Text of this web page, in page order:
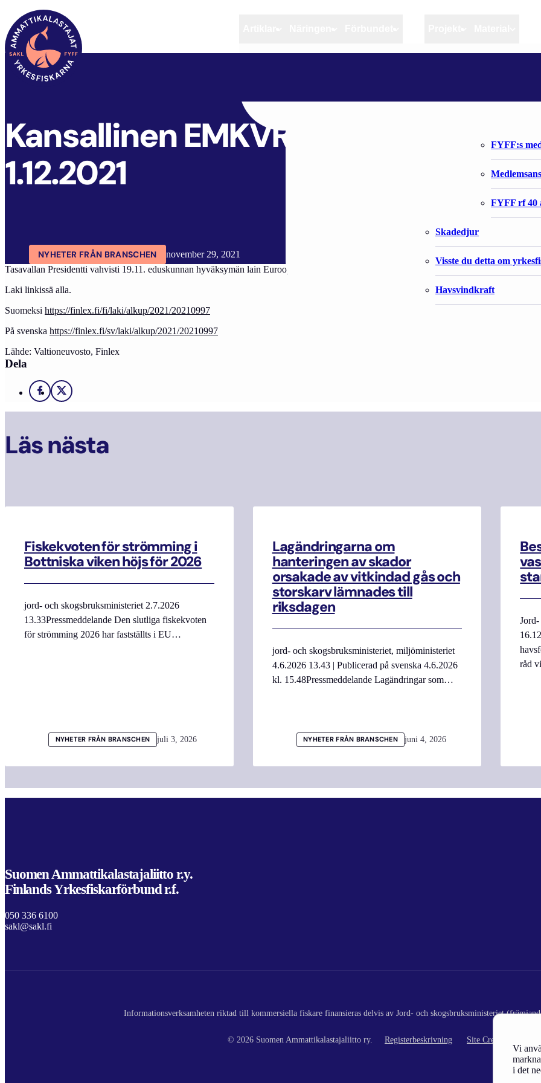
Vi
i det
Artiklar Näringen
Riktlinjer för god praxis
Stöd till fiskerinäringen
Anvisningar
Fiskar och
Skadedjur
Visste du detta om
Havsvindkraft
Förbundet
FYFF:s
FYFF rf 40
FYFF ARTIKLAR
Kansallinen EMKVR-laki voimaan
1.12.2021
NYHETER FRÅN BRANSCHEN
november 29, 2021
Tasavallan Presidentti vahvisti 19.11. eduskunnan hyväksymän lain Euroopan meri-, kalatalous- ja vesiviljelyrahastosta. Laki tulee voimaan
Laki linkissä alla.
Suomeksi https://finlex.fi/fi/laki/alkup/2021/20210997
På svenska https://finlex.fi/sv/laki/alkup/2021/20210997
Lähde: Valtioneuvosto, Finlex
Dela
Facebook
X
Läs nästa
Fiskekvoten för strömming i
Bottniska viken höjs för 2026
jord- och skogsbruksministeriet 2.7.2026
13.33Pressmeddelande Den slutliga fiskekvoten
för strömming 2026 har fastställts i EU…
NYHETER FRÅN BRANSCHEN juli 3, 2026
Lagändringarna om
hanteringen av skador
orsakade av vitkindad gås och
storskarv lämnades till
riksdagen
jord- och skogsbruksministeriet, miljöministeriet
4.6.2026 13.43 | Publicerad på svenska 4.6.2026
kl. 15.48Pressmeddelande Lagändringar som…
NYHETER FRÅN BRANSCHEN juni 4, 2026
råd
Suomen Ammattikalastajaliitto r.y.
Finlands Yrkesfiskarförbund r.f.
050 336 6100
sakl@sakl.fi
Informationsverksamheten riktad till kommersiella fiskare finansieras delvis av Jord- och skogsbruksministeriet
© 2026 Suomen Ammattikalastajaliitto ry. Registerbeskrivning Site Credits